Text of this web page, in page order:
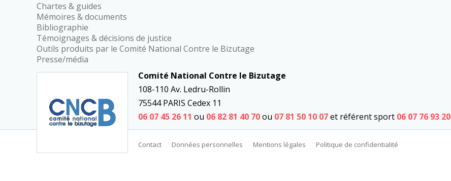
Chartes & guides
Mémoires & documents
Bibliographie
Témoignages & décisions de justice
Outils produits par le Comité National Contre le Bizutage
Presse/média
Contact
Comité National Contre le Bizutage
108-110 Av. Ledru-Rollin
75544 PARIS Cedex 11
06 07 45 26 11 ou 06 82 81 40 70ou 07 81 50 10 07et référent sport 06 07 76 93 20
Contact Données personnelles Mentions légales Politique de confidentialité